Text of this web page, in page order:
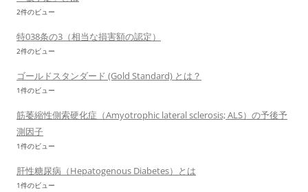
2件のビュー
特038条の3（相当な損害額の認定）
2件のビュー
ゴールドスタンダード (Gold Standard) とは？
1件のビュー
筋萎縮性側索硬化症（Amyotrophic lateral sclerosis; ALS）の予後予
測因子
1件のビュー
肝性糖尿病（Hepatogenous Diabetes）とは
1件のビュー